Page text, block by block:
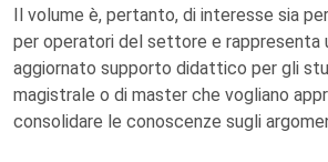
Il volume è, pertanto, di interesse sia
per operatori del settore e rappresenta
aggiornato supporto didattico per gli
magistrale o di master che vogliano
consolidare le conoscenze sugli